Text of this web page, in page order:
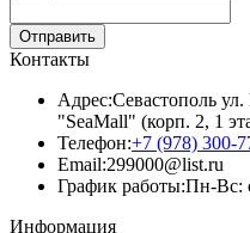
Отправить
Контакты
Адрес:Севастополь
"SeaMall" (корп. 2, 1
Телефон:+7 (978) 300-
Email:299000@list.ru
График работы:Пн-Вс:
Информация